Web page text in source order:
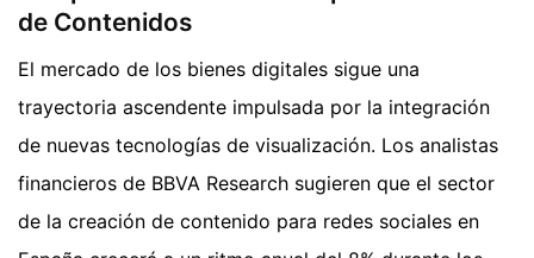
de Contenidos
El mercado de los bienes digitales sigue una
trayectoria ascendente impulsada por la integración
de nuevas tecnologías de visualización. Los analistas
financieros de BBVA Research sugieren que el sector
de la creación de contenido para redes sociales en